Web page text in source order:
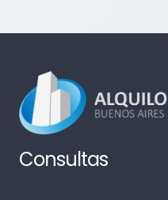
Consultas